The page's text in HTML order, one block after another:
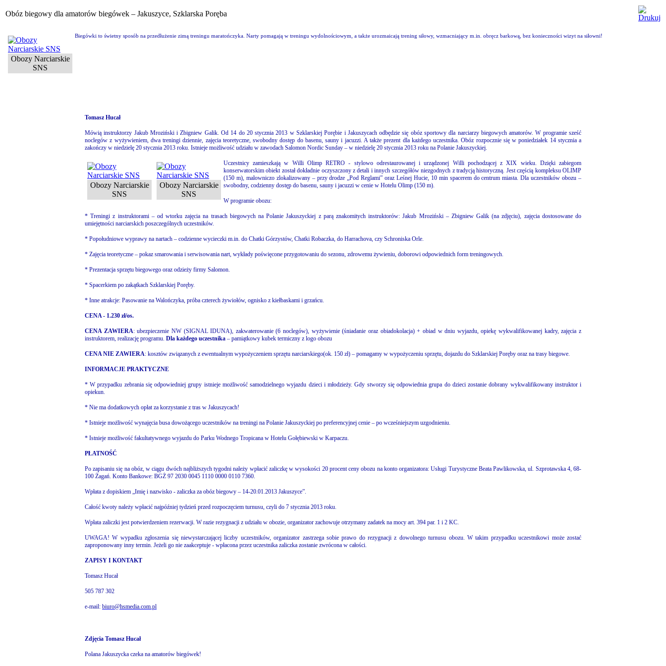
Obóz biegowy dla amatorów biegówek – Jakuszyce, Szklarska Poręba
Obozy Narciarskie
SNS
Biegówki to świetny sposób na przedłużenie zimą treningu maratończyka. Narty pomagają w treningu wydolnościowym, a także urozmaicają trening siłowy, wzmacniający m.in. obręcz barkową, bez konieczności wizyt na siłowni!
Tomasz Hucał
Mówią instruktorzy Jakub Mroziński i Zbigniew Galik. Od 14 do 20 stycznia 2013 w Szklarskiej Porębie i Jakuszycach odbędzie się obóz sportowy dla narciarzy biegowych amatorów. W programie sześć
noclegów z wyżywieniem, dwa treningi dziennie, zajęcia teoretyczne, swobodny dostęp do basenu, sauny i jacuzzi. A także prezent dla każdego uczestnika.Obóz rozpocznie się w poniedziałek 14 stycznia a
zakończy w niedzielę 20 stycznia 2013 roku. Istnieje możliwość udziału w zawodach Salomon Nordic Sunday – w niedzielę 20 stycznia 2013 roku na Polanie Jakuszyckiej.
Obozy Narciarskie
SNS
Obozy Narciarskie
SNS
Uczestnicy zamieszkają w Willi Olimp RETRO - stylowo odrestaurowanej i urządzonej Willi pochodzącej z XIX wieku. Dzięki zabiegom
konserwatorskim obiekt został dokładnie oczyszczony z detali i innych szczegółów niezgodnych z tradycją historyczną. Jest częścią kompleksu OLIMP
(150 m), malowniczo zlokalizowany – przy drodze „Pod Reglami” oraz Leśnej Hucie, 10 min spacerem do centrum miasta. Dla uczestników obozu –
swobodny, codzienny dostęp do basenu, sauny i jacuzzi w cenie w Hotelu Olimp (150 m).
W programie obozu:
* Treningi z instruktorami – od wtorku zajęcia na trasach biegowych na Polanie Jakuszyckiej z parą znakomitych instruktorów: Jakub Mroziński – Zbigniew Galik (na zdjęciu), zajęcia dostosowane do
umiejętności narciarskich poszczególnych uczestników.
* Popołudniowe wyprawy na nartach – codzienne wycieczki m.in. do Chatki Górzystów, Chatki Robaczka, do Harrachova, czy Schroniska Orle.
* Zajęcia teoretyczne – pokaz smarowania i serwisowania nart, wykłady poświęcone przygotowaniu do sezonu, zdrowemu żywieniu, doborowi odpowiednich form treningowych.
* Prezentacja sprzętu biegowego oraz odzieży firmy Salomon.
* Spacerkiem po zakątkach Szklarskiej Poręby.
* Inne atrakcje: Pasowanie na Walończyka, próba czterech żywiołów, ognisko z kiełbaskami i grzańcu.
CENA - 1.230 zł/os.
CENA ZAWIERA: ubezpieczenie NW (SIGNAL IDUNA), zakwaterowanie (6 noclegów), wyżywienie (śniadanie oraz obiadokolacja) + obiad w dniu wyjazdu, opiekę wykwalifikowanej kadry, zajęcia z
instruktorem, realizację programu. Dla każdego uczestnika – pamiątkowy kubek termiczny z logo obozu
CENA NIE ZAWIERA: kosztów związanych z ewentualnym wypożyczeniem sprzętu narciarskiego(ok. 150 zł) – pomagamy w wypożyczeniu sprzętu, dojazdu do Szklarskiej Poręby oraz na trasy biegowe.
INFORMACJE PRAKTYCZNE
* W przypadku zebrania się odpowiedniej grupy istnieje możliwość samodzielnego wyjazdu dzieci i młodzieży. Gdy stworzy się odpowiednia grupa do dzieci zostanie dobrany wykwalifikowany instruktor i
opiekun.
* Nie ma dodatkowych opłat za korzystanie z tras w Jakuszycach!
* Istnieje możliwość wynajęcia busa dowożącego uczestników na treningi na Polanie Jakuszyckiej po preferencyjnej cenie – po wcześniejszym uzgodnieniu.
* Istnieje możliwość fakultatywnego wyjazdu do Parku Wodnego Tropicana w Hotelu Gołębiewski w Karpaczu.
PŁATNOŚĆ
Po zapisaniu się na obóz, w ciągu dwóch najbliższych tygodni należy wpłacić zaliczkę w wysokości 20 procent ceny obozu na konto organizatora: Usługi Turystyczne Beata Pawlikowska, ul. Szprotawska 4, 68-
100 Żagań. Konto Bankowe: BGŻ 97 2030 0045 1110 0000 0110 7360.
Wpłata z dopiskiem „Imię i nazwisko - zaliczka za obóz biegowy – 14-20.01.2013 Jakuszyce”.
Całość kwoty należy wpłacić najpóźniej tydzień przed rozpoczęciem turnusu, czyli do 7 stycznia 2013 roku.
Wpłata zaliczki jest potwierdzeniem rezerwacji. W razie rezygnacji z udziału w obozie, organizator zachowuje otrzymany zadatek na mocy art. 394 par. 1 i 2 KC.
UWAGA! W wypadku zgłoszenia się niewystarczającej liczby uczestników, organizator zastrzega sobie prawo do rezygnacji z dowolnego turnusu obozu. W takim przypadku uczestnikowi może zostać
zaproponowany inny termin. Jeżeli go nie zaakceptuje - wpłacona przez uczestnika zaliczka zostanie zwrócona w całości.
ZAPISY I KONTAKT
Tomasz Hucał
505 787 302
e-mail: biuro@hsmedia.com.pl
Zdjęcia Tomasz Hucał
Polana Jakuszycka czeka na amatorów biegówek!